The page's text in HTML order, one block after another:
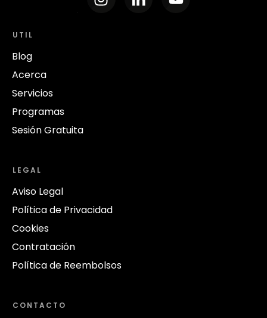
UTIL
Blog
Acerca
Servicios
Programas
Sesión Gratuita
LEGAL
Aviso Legal
Política de Privacidad
Cookies
Contratación
Política de Reembolsos
CONTACTO